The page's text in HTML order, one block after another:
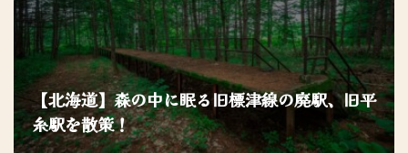
【北海道】森の中に眠る旧標津線の廃駅、旧平
糸駅を散策！